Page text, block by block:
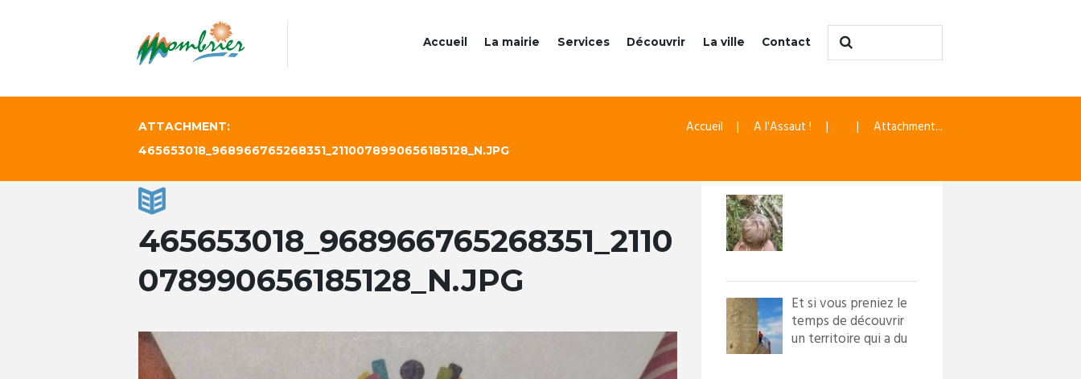
Accueil La mairie Services Découvrir La ville Contact
ATTACHMENT:
465653018_968966765268351_2110078990656185128_N.JPG
Accueil A l'Assaut ! Attachment...
465653018_968966765268351_2110
078990656185128_N.JPG
Et si vous preniez le
temps de découvrir
un territoire qui a du